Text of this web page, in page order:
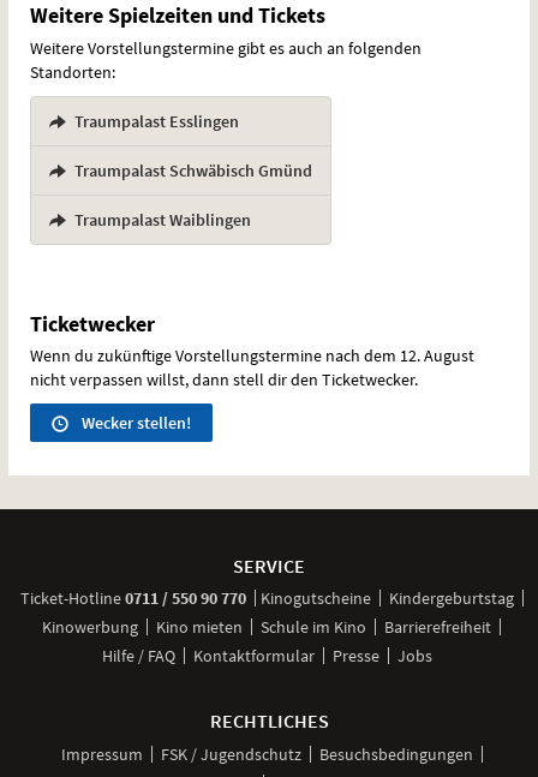
Weitere Spielzeiten und Tickets
Weitere Vorstellungstermine gibt es auch an folgenden
Standorten:
Traumpalast Esslingen
Traumpalast Schwäbisch Gmünd
Traumpalast Waiblingen
Ticketwecker
Wenn du zukünftige Vorstellungstermine nach dem 12. August
nicht verpassen willst, dann stell dir den Ticketwecker.
Wecker stellen!
SERVICE
Ticket-Hotline0711 / 550 90 770anrufen
Kinogutscheine
Kindergeburtstag
Kinowerbung
Kino mieten Schule im Kino
Barrierefreiheit
Hilfe / FAQ
Kontaktformular Presse Jobs
RECHTLICHES
Impressum FSK / Jugendschutz
Besuchsbedingungen